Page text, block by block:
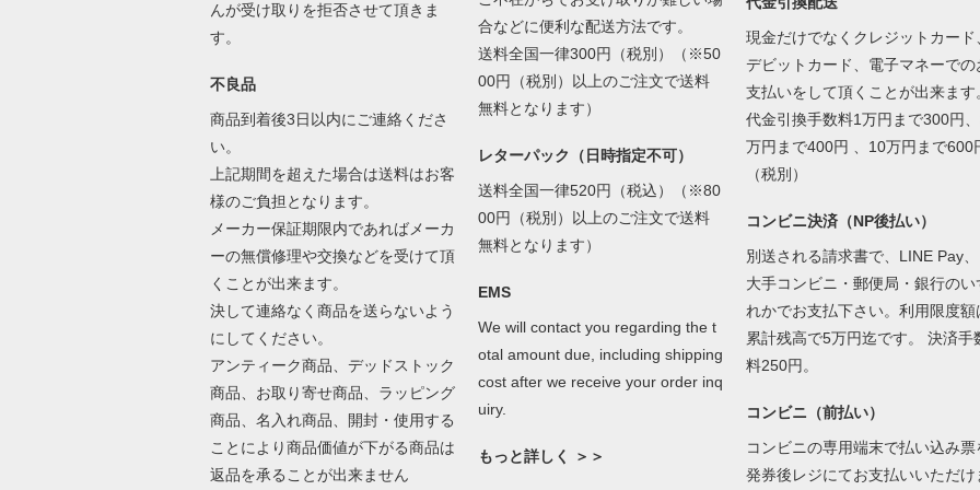
んが受け取りを拒否させて頂きま
す。
不良品
商品到着後3日以内にご連絡くださ
い。
上記期間を超えた場合は送料はお客
様のご負担となります。
メーカー保証期限内であればメーカ
ーの無償修理や交換などを受けて頂
くことが出来ます。
決して連絡なく商品を送らないよう
にしてください。
アンティーク商品、デッドストック
商品、お取り寄せ商品、ラッピング
商品、名入れ商品、開封・使用する
ことにより商品価値が下がる商品は
返品を承ることが出来ません
合などに便利な配送方法です。
送料全国一律300円（税別）（※50
00円（税別）以上のご注文で送料
無料となります）
レターパック（日時指定不可）
送料全国一律520円（税込）（※80
00円（税別）以上のご注文で送料
無料となります）
EMS
We will contact you regarding the t
otal amount due, including shipping
cost after we receive your order inq
uiry.
もっと詳しく ＞＞
現金だけでなくクレジットカード
デビットカード、電子マネーでの
支払いをして頂くことが出来ます
代金引換手数料1万円まで300円
万円まで400円 、10万円まで600
（税別）
コンビニ決済（NP後払い）
別送される請求書で、LINE Pay、
大手コンビニ・郵便局・銀行のい
れかでお支払下さい。利用限度額
累計残高で5万円迄です。 決済手
料250円。
コンビニ（前払い）
コンビニの専用端末で払い込み票
発券後レジにてお支払いいただけ